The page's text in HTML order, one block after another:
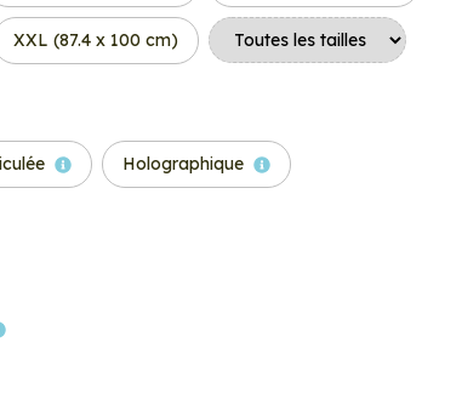
XXL (87.4 x 100 cm)
Holographique